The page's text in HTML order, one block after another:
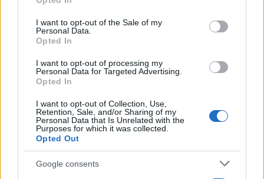
use your data for below specified purposes in below Google
consent section.
I want to opt-out of the Sale of my
Personal Data.
Opted In
I want to opt-out of processing my
Personal Data for Targeted Advertising.
Opted In
I want to opt-out of Collection, Use,
Retention, Sale, and/or Sharing of my
Personal Data that Is Unrelated with the
Purposes for which it was collected.
Opted Out
Google consents
Martina Agostina Diturco
I nostri cari
I nostri cari